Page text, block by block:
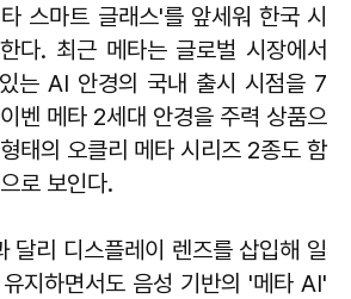
스마트 글래스'를 앞세워 한국 시
다. 최근 메타는 글로벌 시장에서
는 AI 안경의 국내 출시 시점을 7
벤 메타 2세대 안경을 주력 상품으
태의 오클리 메타 시리즈 2종도 함
로 보인다.
달리 디스플레이 렌즈를 삽입해 일
지하면서도 음성 기반의 '메타 AI'